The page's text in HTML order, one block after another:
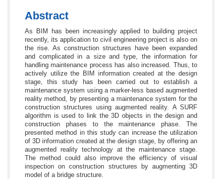
Abstract
As BIM has been increasingly applied to building project
recently, its application to civil engineering project is also on
the rise. As construction structures have been expanded
and complicated in a size and type, the information for
handling maintenance process has also increased. Thus, to
actively utilize the BIM information created at the design
stage, this study has been carried out to establish a
maintenance system using a marker-less based augmented
reality method, by presenting a maintenance system for the
construction structures using augmented reality. A SURF
algorithm is used to link the 3D objects in the design and
construction phases to the maintenance phase. The
presented method in this study can increase the utilization
of 3D information created at the design stage, by offering an
augmented reality technology at the maintenance stage.
The method could also improve the efficiency of visual
inspection on construction structures by augmenting 3D
model of a bridge structure.